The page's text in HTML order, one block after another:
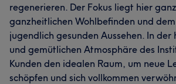
Was unsere Kunden über Christine
Kompetent 35 Professionell 33
regenerieren. Der Fokus liegt hier
ganzheitlichen Wohlbefinden und
jugendlich gesunden Aussehen. In der
und gemütlichen Atmosphäre des
Kunden den idealen Raum, um neue
schöpfen und sich vollkommen